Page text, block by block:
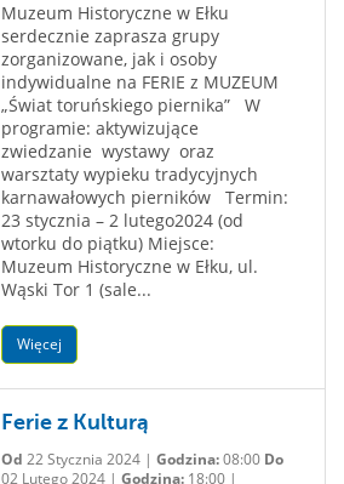
Muzeum Historyczne w Ełku
serdecznie zaprasza grupy
zorganizowane, jak i osoby
indywidualne na FERIE z MUZEUM
„Świat toruńskiego piernika” W
programie: aktywizujące
zwiedzanie wystawy oraz
warsztaty wypieku tradycyjnych
karnawałowych pierników Termin:
23 stycznia – 2 lutego2024 (od
wtorku do piątku) Miejsce:
Muzeum Historyczne w Ełku, ul.
Wąski Tor 1 (sale...
Więcej
Ferie z Kulturą
Od 22 Stycznia 2024 | Godzina:08:00 Do
02 Lutego 2024 | Godzina:18:00 |